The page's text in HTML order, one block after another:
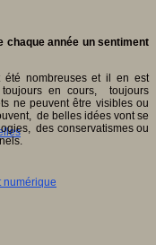
numérique
chaque année un sentiment
été nombreuses et il en est
en cours, toujours
ne peuvent être visibles ou
de belles idées vont se
des conservatismes ou